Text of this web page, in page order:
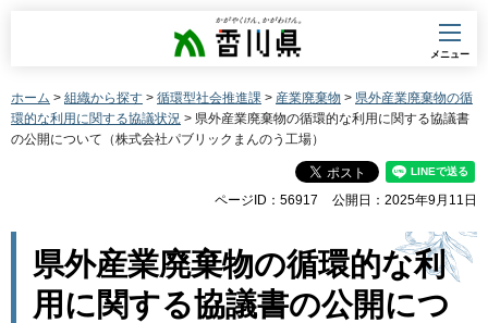
香川県
メニュー
ホーム > 組織から探す > 循環型社会推進課 > 産業廃棄物 > 県外産業廃棄物の循
環的な利用に関する協議状況 > 県外産業廃棄物の循環的な利用に関する協議書
の公開について（株式会社パブリックまんのう工場）
ページID：56917 公開日：2025年9月11日
県外産業廃棄物の循環的な利
用に関する協議書の公開につ